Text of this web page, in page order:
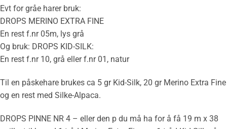
Evt for gråe harer bruk:
DROPS MERINO EXTRA FINE
En rest f.nr 05m, lys grå
Og bruk: DROPS KID-SILK:
En rest f.nr 10, grå eller f.nr 01, natur
Til en påskehare brukes ca 5 gr Kid-Silk, 20 gr Merino Extra Fine
og en rest med Silke-Alpaca.
DROPS PINNE NR 4 – eller den p du må ha for å få 19 m x 38